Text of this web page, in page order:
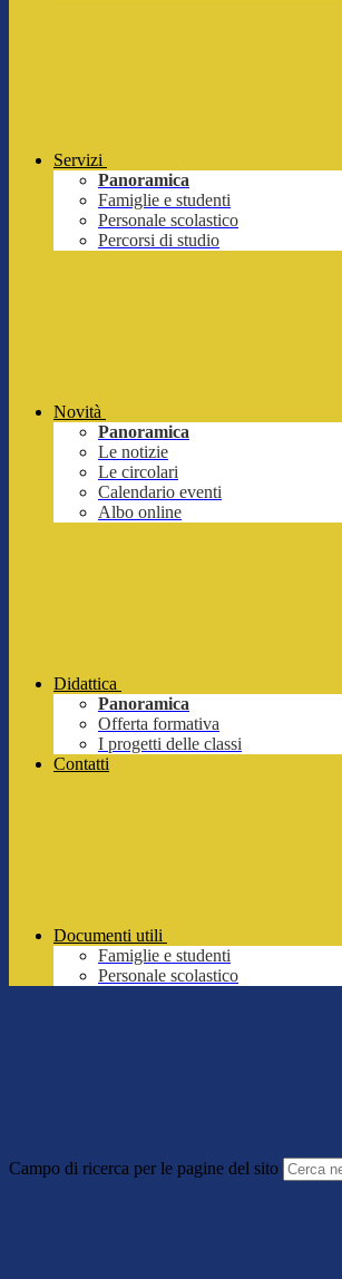
Servizi
Panoramica
Famiglie e studenti
Personale scolastico
Percorsi di studio
Novità
Panoramica
Le notizie
Le circolari
Calendario eventi
Albo online
Didattica
Panoramica
Offerta formativa
I progetti delle classi
Contatti
Documenti utili
Famiglie e studenti
Personale scolastico
Campo di ricerca per le pagine del sito